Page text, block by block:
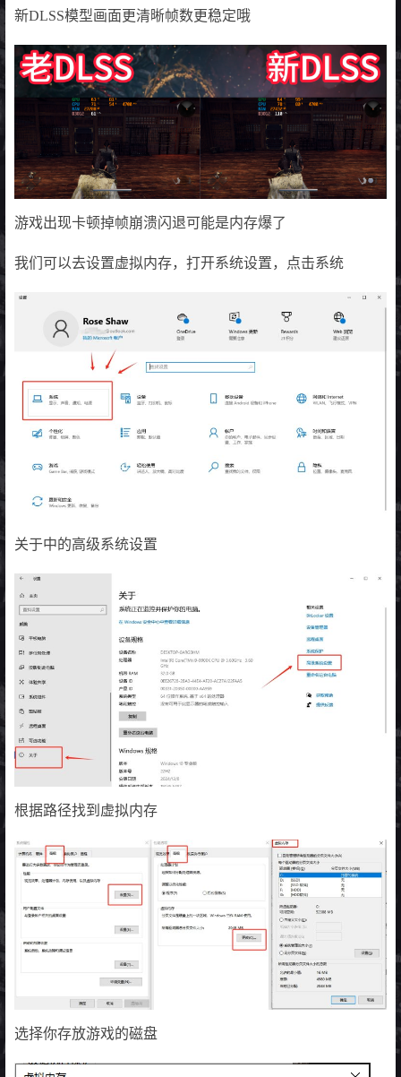
新DLSS模型画面更清晰帧数更稳定哦
游戏出现卡顿掉帧崩溃闪退可能是内存爆了
我们可以去设置虚拟内存，打开系统设置，点击系统
关于中的高级系统设置
根据路径找到虚拟内存
选择你存放游戏的磁盘